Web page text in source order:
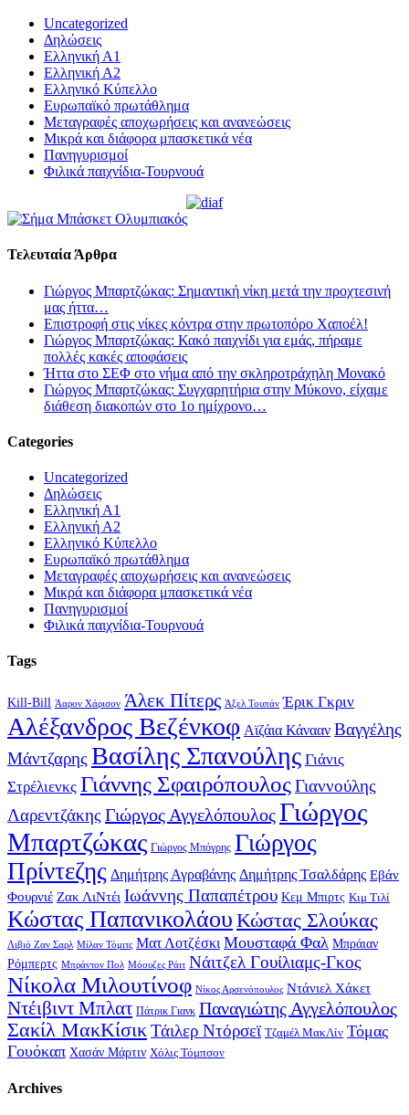
Uncategorized
Δηλώσεις
Ελληνική Α1
Ελληνική Α2
Ελληνικό Κύπελλο
Ευρωπαϊκό πρωτάθλημα
Μεταγραφές αποχωρήσεις και ανανεώσεις
Μικρά και διάφορα μπασκετικά νέα
Πανηγυρισμοί
Φιλικά παιχνίδια-Τουρνουά
Τελευταία Άρθρα
Γιώργος Μπαρτζώκας: Σημαντική νίκη μετά την προχτεσινή
μας ήττα…
Επιστροφή στις νίκες κόντρα στην πρωτοπόρο Χαποέλ!
Γιώργος Μπαρτζώκας: Κακό παιχνίδι για εμάς, πήραμε
πολλές κακές αποφάσεις
Ήττα στο ΣΕΦ στο νήμα από την σκληροτράχηλη Μονακό
Γιώργος Μπαρτζώκας: Συγχαρητήρια στην Μύκονο, είχαμε
διάθεση διακοπών στο 1ο ημίχρονο…
Categories
Uncategorized
Δηλώσεις
Ελληνική Α1
Ελληνική Α2
Ελληνικό Κύπελλο
Ευρωπαϊκό πρωτάθλημα
Μεταγραφές αποχωρήσεις και ανανεώσεις
Μικρά και διάφορα μπασκετικά νέα
Πανηγυρισμοί
Φιλικά παιχνίδια-Τουρνουά
Tags
Kill-Bill Άαρον Χάρισον Άλεκ Πίτερς Άξελ Τουπάν Έρικ Γκριν
Αλέξανδρος Βεζένκοφ Αϊζάια Κάνααν Βαγγέλης
Μάντζαρης Βασίλης Σπανούλης Γιάνις
Στρέλιενκς Γιάννης ΣφαιρόπουλοςΓιαννούλης
Λαρεντζάκης Γιώργος ΑγγελόπουλοςΓιώργος
Μπαρτζώκας Γιώργος Μπόγρης Γιώργος
Πρίντεζης Δημήτρης Αγραβάνης Δημήτρης Τσαλδάρης Εβάν
Φουρνιέ Ζακ ΛιΝτέι Ιωάννης Παπαπέτρου Κεμ Μπιρτς Κιμ Τιλί
Κώστας Παπανικολάου Κώστας Σλούκας
Λιβιό Ζαν Σαρλ Μίλαν Τόμιτς Ματ Λοτζέσκι Μουσταφά Φαλ Μπράιαν
Ρόμπερτς Μπράντον Πολ Μόουζες Ράιτ Νάιτζελ Γουίλιαμς-Γκος
Νίκολα Μιλουτίνοφ Νίκος Αρσενόπουλος Ντάνιελ Χάκετ
Ντέιβιντ Μπλατ Πάτρικ Γιανκ Παναγιώτης Αγγελόπουλος
Σακίλ ΜακΚίσικ Τάιλερ Ντόρσεϊ Τζαμέλ ΜακΛίν Τόμας
Γουόκαπ Χασάν Μάρτιν Χόλις Τόμπσον
Archives